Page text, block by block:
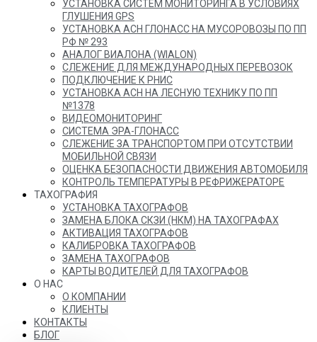
УСТАНОВКА СИСТЕМ МОНИТОРИНГА В УСЛОВИЯХ
ГЛУШЕНИЯ GPS
УСТАНОВКА АСН ГЛОНАСС НА МУСОРОВОЗЫ ПО ПП
РФ № 293
АНАЛОГ ВИАЛОНА (WIALON)
СЛЕЖЕНИЕ ДЛЯ МЕЖДУНАРОДНЫХ ПЕРЕВОЗОК
ПОДКЛЮЧЕНИЕ К РНИС
УСТАНОВКА АСН НА ЛЕСНУЮ ТЕХНИКУ ПО ПП
№1378
ВИДЕОМОНИТОРИНГ
СИСТЕМА ЭРА-ГЛОНАСС
СЛЕЖЕНИЕ ЗА ТРАНСПОРТОМ ПРИ ОТСУТСТВИИ
МОБИЛЬНОЙ СВЯЗИ
ОЦЕНКА БЕЗОПАСНОСТИ ДВИЖЕНИЯ АВТОМОБИЛЯ
КОНТРОЛЬ ТЕМПЕРАТУРЫ В РЕФРИЖЕРАТОРЕ
ТАХОГРАФИЯ
УСТАНОВКА ТАХОГРАФОВ
ЗАМЕНА БЛОКА СКЗИ (НКМ) НА ТАХОГРАФАХ
АКТИВАЦИЯ ТАХОГРАФОВ
КАЛИБРОВКА ТАХОГРАФОВ
ЗАМЕНА ТАХОГРАФОВ
КАРТЫ ВОДИТЕЛЕЙ ДЛЯ ТАХОГРАФОВ
О НАС
О КОМПАНИИ
КЛИЕНТЫ
КОНТАКТЫ
БЛОГ